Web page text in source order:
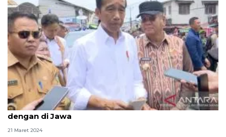
Presiden sebut harga pangan di Kalimantan sama
dengan di Jawa
21 Maret 2024